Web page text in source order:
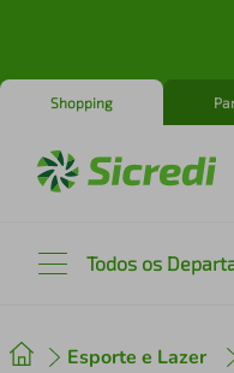
Shopping
Todos os
Esporte e Lazer